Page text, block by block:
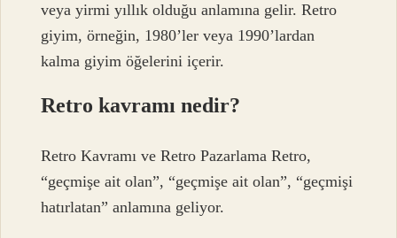
veya yirmi yıllık olduğu anlamına gelir. Retro
giyim, örneğin, 1980’ler veya 1990’lardan
kalma giyim öğelerini içerir.
Retro kavramı nedir?
Retro Kavramı ve Retro Pazarlama Retro,
“geçmişe ait olan”, “geçmişe ait olan”, “geçmişi
hatırlatan” anlamına geliyor.